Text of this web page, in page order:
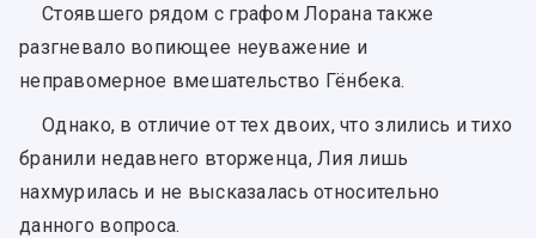
Стоявшего рядом с графом Лорана также
разгневало вопиющее неуважение и
неправомерное вмешательство Гёнбека.
Однако, в отличие от тех двоих, что злились и тихо
бранили недавнего вторженца, Лия лишь
нахмурилась и не высказалась относительно
данного вопроса.